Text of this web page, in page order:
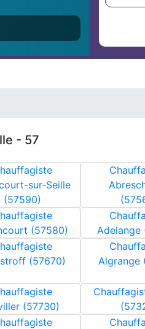
- 57
sur-Seille
(57590)
(57580)
Adelange
(57670)
Algrange
(57730)